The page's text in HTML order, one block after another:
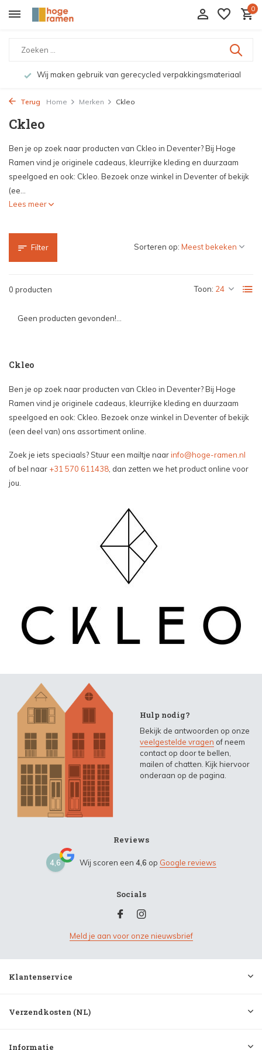
0
Wij maken gebruik van gerecycled verpakkingsmateriaal
Terug Home Merken Ckleo
Ckleo
Ben je op zoek naar producten van Ckleo in Deventer? Bij Hoge
Ramen vind je originele cadeaus, kleurrijke kleding en duurzaam
speelgoed en ook: Ckleo. Bezoek onze winkel in Deventer of bekijk
(ee...
Lees meer
Filter
0 producten Toon:
Sorteren op:
Geen producten gevonden!...
Ckleo
Ben je op zoek naar producten van Ckleo in Deventer? Bij Hoge
Ramen vind je originele cadeaus, kleurrijke kleding en duurzaam
speelgoed en ook: Ckleo. Bezoek onze winkel in Deventer of bekijk
(een deel van) ons assortiment online.
Zoek je iets speciaals? Stuur een mailtje naarinfo@hoge-ramen.nl
of bel naar +31 570 611438 , dan zetten we het product online voor
jou.
Hulp nodig?
Bekijk de antwoorden op onze
veelgestelde vragen of neem
contact op door te bellen,
mailen of chatten. Kijk hiervoor
onderaan op de pagina.
Reviews
4,6 Wij scoren een 4,6 op Google reviews
Socials
Meld je aan voor onze nieuwsbrief
Klantenservice
Verzendkosten (NL)
Informatie